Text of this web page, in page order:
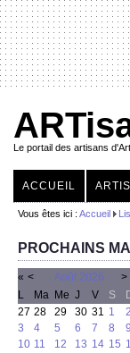
Le portail des artisans
ACCUEIL
Vous êtes ici : Accueil
PROCHAINS
« < Août 2026 >
L
Ma Me J V S
27 28 29 30 31 1
2
3
4 5 6 7 8
9
10 11 12 13 14 15